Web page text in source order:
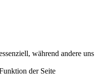
während andere
der Seite